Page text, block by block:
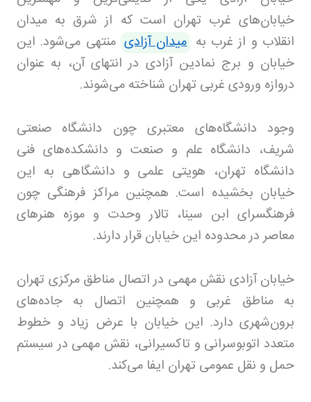
خیابان‌های غرب تهران است که از شرق به میدان
انقلاب و از غرب به میدان آزادی منتهی می‌شود. این
خیابان و برج نمادین آزادی در انتهای آن، به عنوان
دروازه ورودی غربی تهران شناخته می‌شوند.
وجود دانشگاه‌های معتبری چون دانشگاه صنعتی
شریف، دانشگاه علم و صنعت و دانشکده‌های فنی
دانشگاه تهران، هویتی علمی و دانشگاهی به این
خیابان بخشیده است. همچنین مراکز فرهنگی چون
فرهنگسرای ابن سینا، تالار وحدت و موزه هنرهای
معاصر در محدوده این خیابان قرار دارند.
خیابان آزادی نقش مهمی در اتصال مناطق مرکزی تهران
به مناطق غربی و همچنین اتصال به جاده‌های
برون‌شهری دارد. این خیابان با عرض زیاد و خطوط
متعدد اتوبوسرانی و تاکسیرانی، نقش مهمی در سیستم
حمل و نقل عمومی تهران ایفا می‌کند.